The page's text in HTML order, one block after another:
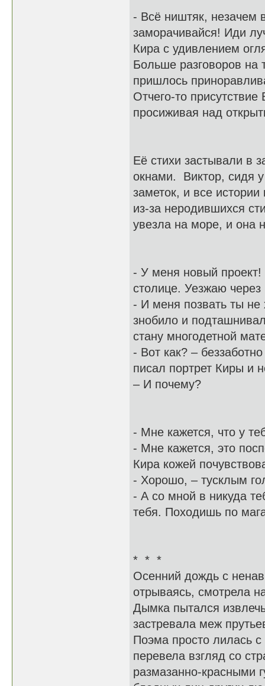
- Всё ништяк, незачем
заморачивайся! Иди
Кира с удивлением
Больше разговоров на
пришлось
Отчего-то
просиживая над
Её стихи застывали в
окнами. Виктор, сидя
заметок, и все
из-за неродившихся
увезла на море, и она
- У меня новый
столице. Уезжаю
- И меня позвать ты не
знобило и
стану многодетной
- Вот как? –
писал портрет Киры и
– И почему?
- Мне кажется, что у
- Мне кажется, это
Кира кожей
- Хорошо, – тусклым
- А со мной в никуда
тебя. Походишь по
* * *
Осенний дождь с
отрываясь, смотрела
Дымка пытался
застревала меж
Поэма просто лилась
перевела взгляд со
размазанно-красными